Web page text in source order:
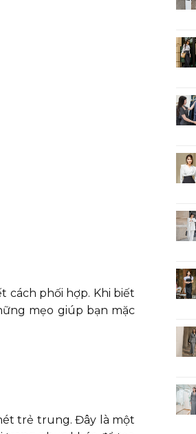
cách phối hợp. Khi biết
mẹo giúp bạn mặc
trẻ trung. Đây là một